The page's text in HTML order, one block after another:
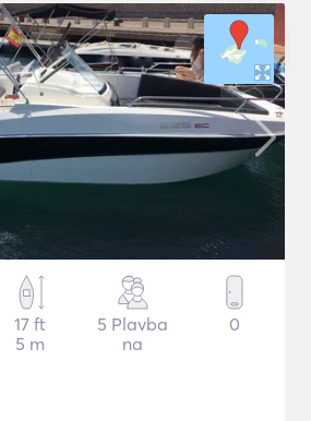
17 ft
5 m
5 Plavba
na
0